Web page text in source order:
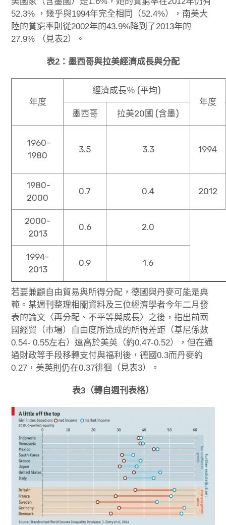
52.3% ，幾乎與1994年完全相同（52.4%），南美大
陸的貧窮率則從2002年的43.9%降到了2013年的
27.9% （見表2）。
表2：墨西哥與拉美經濟成長與分配
年度
經濟成長％ (平均)
年度
墨西哥
拉美20國 (含墨)
1960-
1980
3.5 3.3 1994
1980-
2000
0.7 0.4 2012
2000-
2013
0.6 2.0
1994-
2013
0.9 1.6
若要兼顧自由貿易與所得分配，德國與丹麥可能是典
範。某週刊整理相關資料及三位經濟學者今年二月發
表的論文〈再分配、不平等與成長〉之後，指出前兩
國經貿（市場）自由度所造成的所得差距（基尼係數
0.54- 0.55左右）遠高於美英（約0.47-0.52），但在通
過財政等手段移轉支付與福利後，德國0.3而丹麥約
0.27，美英則仍在0.37徘徊（見表3）。
表3（轉自週刊表格）